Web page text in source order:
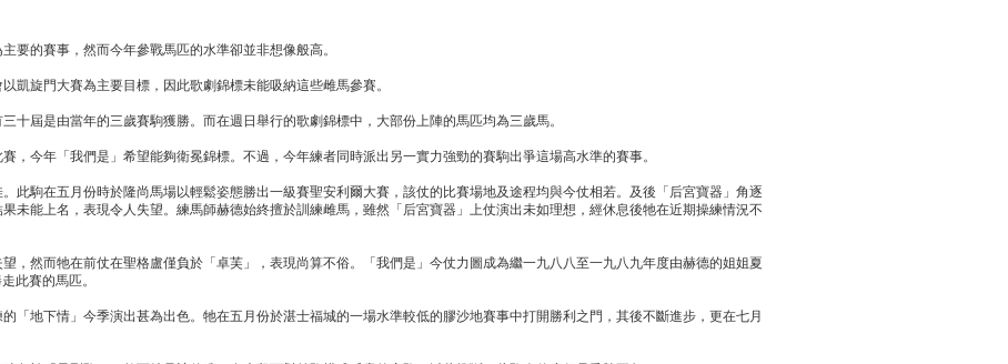
要的賽事，然而今年參戰馬匹的水準卻並非想像般高。
凱旋門大賽為主要目標，因此歌劇錦標未能吸納這些雌馬參賽。
十屆是由當年的三歲賽駒獲勝。而在週日舉行的歌劇錦標中，大部份上陣的馬匹均為三歲馬。
，今年「我們是」希望能夠衛冕錦標。不過，今年練者同時派出另一實力強勁的賽駒出爭這場高水準的賽事。
。此駒在五月份時於隆尚馬場以輕鬆姿態勝出一級賽聖安利爾大賽，該仗的比賽場地及途程均與今仗相若。及後「后宮寶器」角逐
未能上名，表現令人失望。練馬師赫德始終擅於訓練雌馬，雖然「后宮寶器」上仗演出未如理想，經休息後牠在近期操練情況不
望，然而牠在前仗在聖格盧僅負於「卓芙」，表現尚算不俗。「我們是」今仗力圖成為繼一九八八至一九八九年度由赫德的姐姐夏
此賽的馬匹。
「地下情」今季演出甚為出色。牠在五月份於湛士福城的一場水準較低的膠沙地賽事中打開勝利之門，其後不斷進步，更在七月